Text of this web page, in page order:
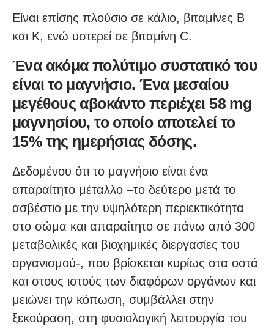
Είναι επίσης πλούσιο σε κάλιο, βιταμίνες Β
και Κ, ενώ υστερεί σε βιταμίνη C.
Ένα ακόμα πολύτιμο συστατικό του
είναι το μαγνήσιο. Ένα μεσαίου
μεγέθους αβοκάντο περιέχει 58 mg
μαγνησίου, το οποίο αποτελεί το
15% της ημερήσιας δόσης.
Δεδομένου ότι το μαγνήσιο είναι ένα
απαραίτητο μέταλλο –το δεύτερο μετά το
ασβέστιο με την υψηλότερη περιεκτικότητα
στο σώμα και απαραίτητο σε πάνω από 300
μεταβολικές και βιοχημικές διεργασίες του
οργανισμού-, που βρίσκεται κυρίως στα οστά
και στους ιστούς των διαφόρων οργάνων και
μειώνει την κόπωση, συμβάλλει στην
ξεκούραση, στη φυσιολογική λειτουργία του